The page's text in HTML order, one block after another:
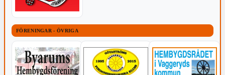
FÖRENINGAR - ÖVRIGA